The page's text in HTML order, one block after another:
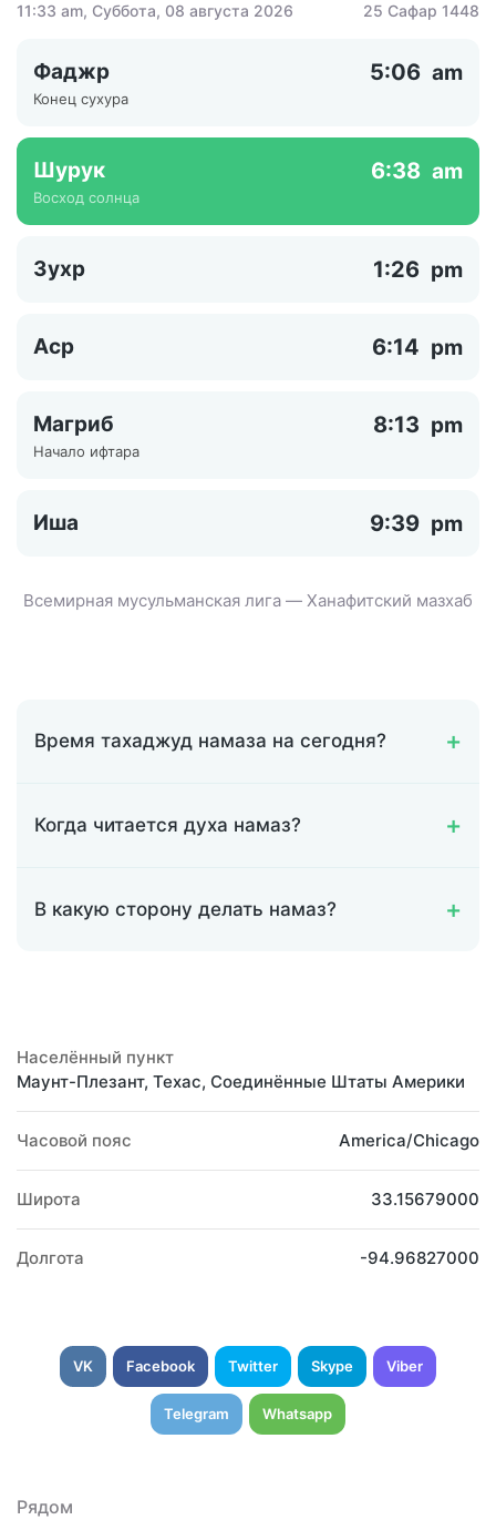
11:33 am, Суббота, 08 августа 2026 25 Сафар 1448
Фаджр 5:06 am
Конец сухура
Шурук 6:38 am
Восход солнца
Зухр 1:26 pm
Аср 6:14 pm
Магриб 8:13 pm
Начало ифтара
Иша 9:39 pm
Всемирная мусульманская лига — Ханафитский мазхаб
Время тахаджуд намаза на сегодня?
Когда читается духа намаз?
В какую сторону делать намаз?
Населённый пункт
Маунт-Плезант, Техас, Соединённые Штаты Америки
Часовой пояс America/Chicago
Широта 33.15679000
Долгота -94.96827000
VK Facebook Twitter Skype Viber
Telegram Whatsapp
Рядом